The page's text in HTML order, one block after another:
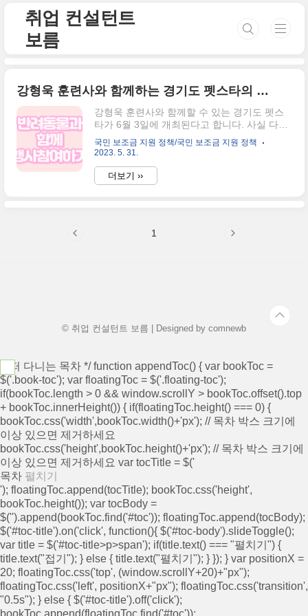
취업 컨설턴트
보름
강형욱 훈련사와 함께하는 경기도 펫스타의 네가지 프로그램
강형욱 훈련사와 함께할 수 있는 경기도 펫스
타가 6월 3일에 개최된다고 합니다. 사실 다른
나라에 비해 우리나라가 반려동물과 진행되는
이벤트라던지, 행사가 많지 않죠? 그런데 올해,
강형욱 훈련사의 강연은 물론이고, 사회자는
박수홍, 박성광 등의 연예인들을 볼 수 있는 기
기까지 기록을 측정하는 프로그램 "달려갈개"
국민 보조금 지원 정책/국민 보조금 지원 정책
2023. 5. 31.
더보기 ››
1
© 취업 컨설턴트 보름 | Designed by comnewb
/* 떠 다니는 목차 */ function appendToc() { var bookToc =
$('.book-toc'); var floatingToc = $('.floating-toc');
if(bookToc.length > 0 && window.scrollY > bookToc.offset().top
+ bookToc.innerHeight()) { if(floatingToc.height() === 0) {
bookToc.css('width',bookToc.width()+'px'); // 목차 박스 크기에
이상 있으면 제거하세요
bookToc.css('height',bookToc.height()+'px'); // 목차 박스 크기에
이상 있으면 제거하세요 var tocTitle = $('
목차 펼치기
'); floatingToc.append(tocTitle); bookToc.css('height',
bookToc.height()); var tocBody =
$('').append(bookToc.find('#toc')); floatingToc.append(tocBody);
$('#toc-title').on('click', function(){ $('#toc-body').slideToggle();
var title = $('#toc-title>p>span'); if(title.text() === "펼치기") {
title.text("접기"); } else { title.text("펼치기"); } }); } var positionX =
20; floatingToc.css('top', (window.scrollY+20)+"px");
floatingToc.css('left', positionX+"px"); floatingToc.css('transition',
"0.5s"); } else { $('#toc-title').off('click');